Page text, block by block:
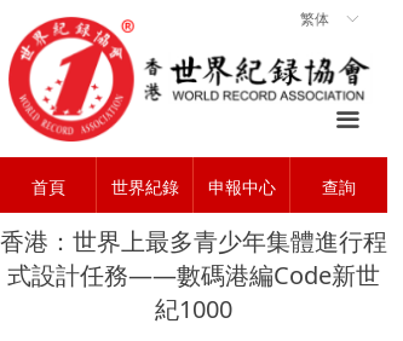
首頁 世界紀錄 申報中心 查詢
ꀅ
繁体
끀
ꀇ 首頁
ꄃ 關於協會
ꁡ 世界紀錄
ꄠ 查詢中心
ꂐ 申報中心
香港：世界上最多青少年集體進行程
式設計任務——數碼港編Code新世
紀1000